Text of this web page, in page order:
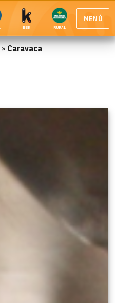
BBK RURAL
MENÚ
» Caravaca